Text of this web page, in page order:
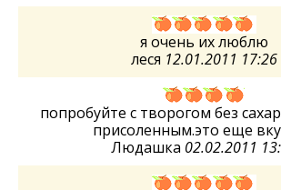
я очень их люблю
леся 12.01.2011 17:26
попробуйте с творогом без
присоленным.это еще
Людашка 02.02.2011